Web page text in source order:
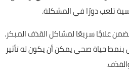
تلعب دورًا في المشكلة.
علاجًا سريعًا لمشاكل القذف المبكر.
بنمط حياة صحي يمكن أن يكون له تأثير